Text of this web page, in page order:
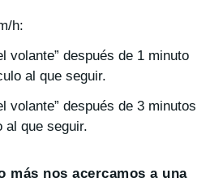
h:
volante” después de 1 minuto
al que seguir.
volante” después de 3 minutos
al que seguir.
más nos acercamos a una